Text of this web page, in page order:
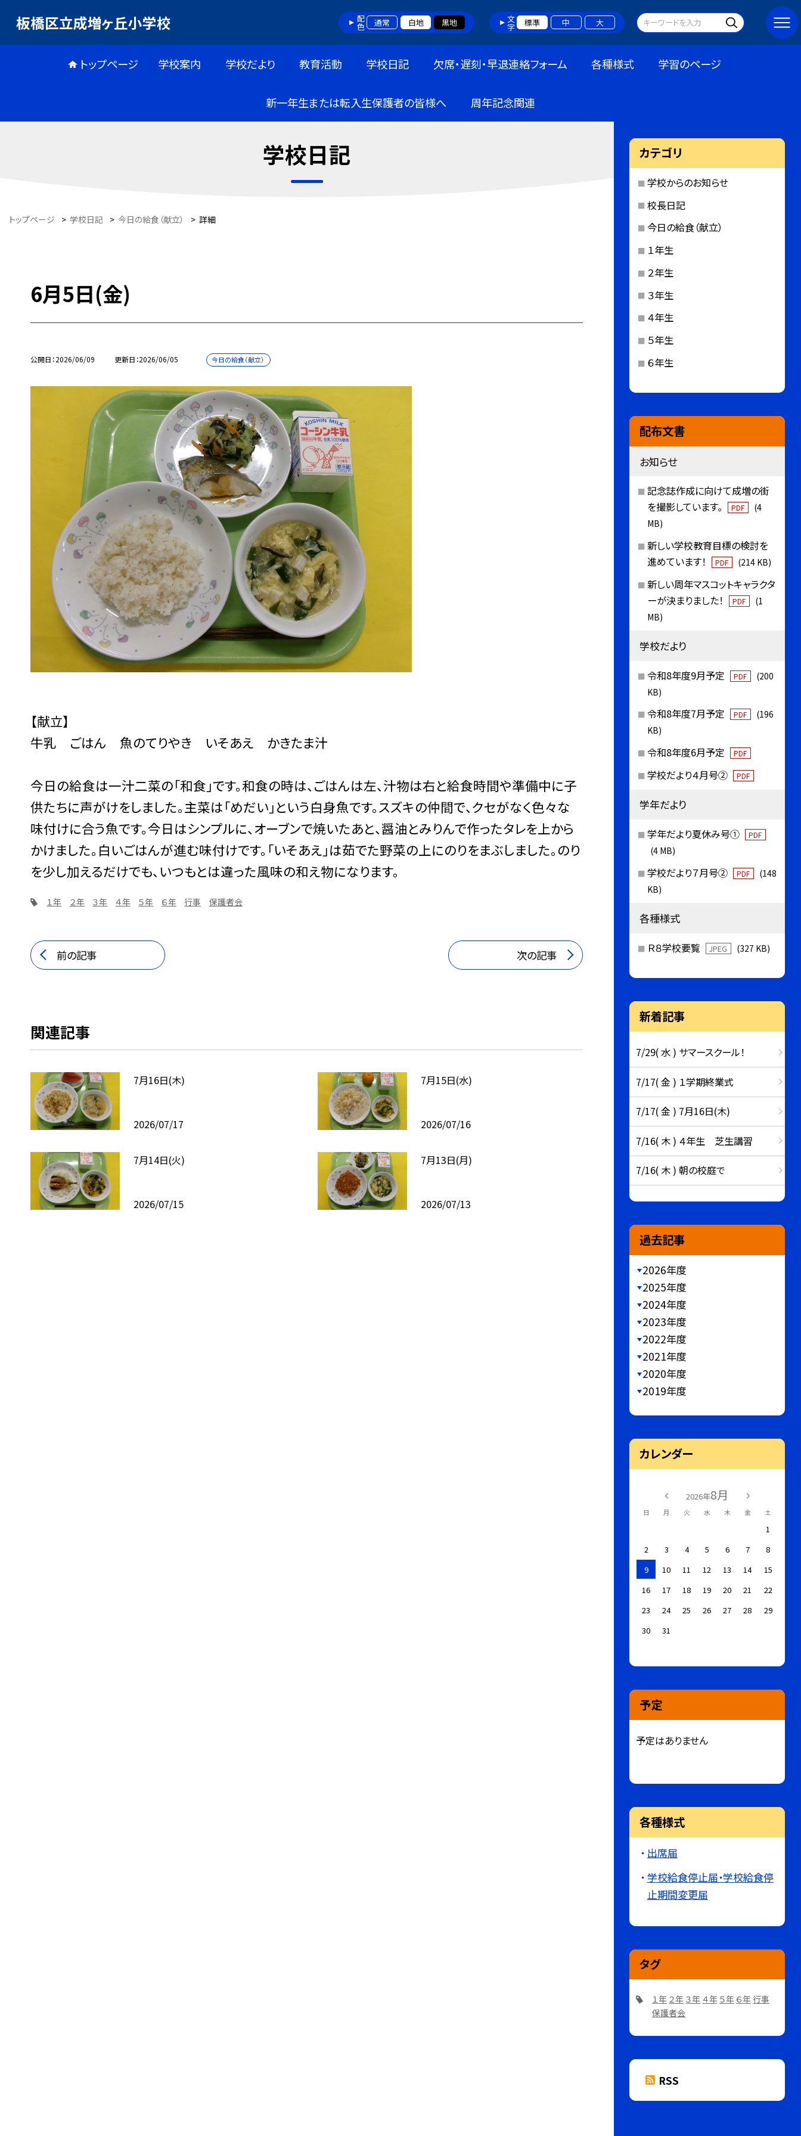
板橋区立成増ヶ丘小学校 配色 通常 白地 黒地 文字 標準 中 大
トップページ 学校案内 学校だより 教育活動 学校日記 欠席・遅刻・早退連絡フォーム 各種様式 学習のページ
新一年生または転入生保護者の皆様へ 周年記念関連
学校日記
トップページ > 学校日記 > 今日の給食（献立） > 詳細
6月5日(金)
公開日 2026/06/09 更新日 2026/06/05 今日の給食（献立）
【献立】
牛乳 ごはん 魚のてりやき いそあえ かきたま汁
今日の給食は一汁二菜の「和食」です。和食の時は、ごはんは左、汁物は右と給食時間や準備中に子
供たちに声がけをしました。主菜は「めだい」という白身魚です。スズキの仲間で、クセがなく色々な
味付けに合う魚です。今日はシンプルに、オーブンで焼いたあと、醤油とみりんで作ったタレを上から
かけました。白いごはんが進む味付けです。「いそあえ」は茹でた野菜の上にのりをまぶしました。のり
を少し加えるだけでも、いつもとは違った風味の和え物になります。
１年 ２年 ３年 ４年 ５年 ６年 行事 保護者会
前の記事 次の記事
関連記事
7月16日(木)
2026/07/17
7月15日(水)
2026/07/16
7月14日(火)
2026/07/15
7月13日(月)
2026/07/13
カテゴリ
学校からのお知らせ
校長日記
今日の給食（献立）
１年生
２年生
３年生
４年生
５年生
６年生
配布文書
お知らせ
記念誌作成に向けて成増の街
を撮影しています。
PDF
(4
MB)
新しい学校教育目標の検討を
進めています！
PDF (214 KB)
新しい周年マスコットキャラクタ
ーが決まりました！
PDF
(1
MB)
学校だより
令和8年度9月予定 PDF
(200
KB)
令和8年度7月予定 PDF
(196
KB)
令和8年度6月予定 PDF
学校だより４月号② PDF
学年だより
学年だより夏休み号① PDF
(4 MB)
学校だより７月号② PDF
(148
KB)
各種様式
Ｒ８学校要覧 JPEG (327 KB)
新着記事
7/29( 水 ) サマースクール！
7/17( 金 ) １学期終業式
7/17( 金 ) 7月16日(木)
7/16( 木 ) ４年生 芝生講習
7/16( 木 ) 朝の校庭で
過去記事
2026年度
2025年度
2024年度
2023年度
2022年度
2021年度
2020年度
2019年度
カレンダー
2026年8月
日 月 火 水 木 金 土
1
2
3 4 5 6 7
8
9
10 11 12 13 14
15
16
17 18 19 20 21
22
23
24 25 26 27 28
29
30
31
予定
予定はありません
各種様式
出席届
学校給食停止届・学校給食停
止期間変更届
タグ
１年 ２年 ３年 ４年 ５年 ６年 行事
保護者会
RSS